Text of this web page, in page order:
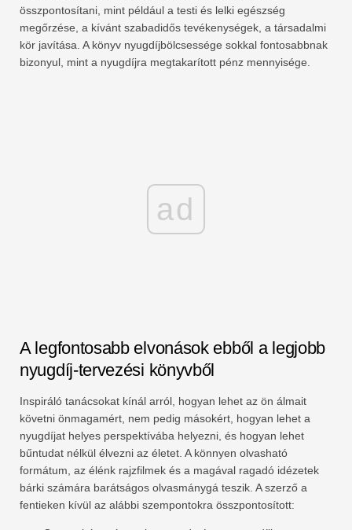
összpontosítani, mint például a testi és lelki egészség
megőrzése, a kívánt szabadidős tevékenységek, a társadalmi
kör javítása. A könyv nyugdíjbölcsessége sokkal fontosabbnak
bizonyul, mint a nyugdíjra megtakarított pénz mennyisége.
ad
A legfontosabb elvonások ebből a legjobb
nyugdíj-tervezési könyvből
Inspiráló tanácsokat kínál arról, hogyan lehet az ön álmait
követni önmagamért, nem pedig másokért, hogyan lehet a
nyugdíjat helyes perspektívába helyezni, és hogyan lehet
bűntudat nélkül élvezni az életet. A könnyen olvasható
formátum, az élénk rajzfilmek és a magával ragadó idézetek
bárki számára barátságos olvasmánygá teszik. A szerző a
fentieken kívül az alábbi szempontokra összpontosított: